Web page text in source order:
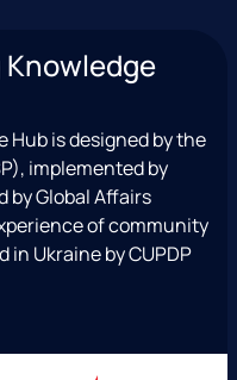
Hub is designed by the
implemented by
by Global Affairs
of community
Ukraine by CUPDP